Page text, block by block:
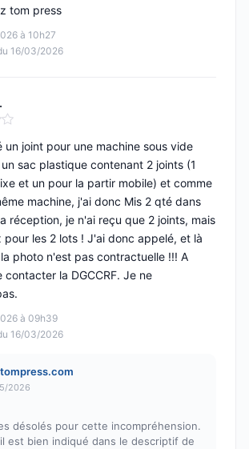
à 10h27
16/03/2026
tom press
5
à 09h39
16/03/2026
un joint pour une machine sous vide
sac plastique contenant 2 joints (1
et un pour la partir mobile) et comme
machine, j'ai donc Mis 2 qté dans
réception, je n'ai reçu que 2 joints, mais
pour les 2 lots ! J'ai donc appelé, et là
photo n'est pas contractuelle !!! A
la DGCCRF. Je ne
2026
désolés pour cette incompréhension.
est bien indiqué dans le descriptif de